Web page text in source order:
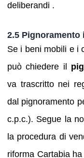
deliberandi .
2.5 Pignoramento
Se i beni mobili e i
può chiedere il
va trascritto nei
dal pignoramento
c.p.c.). Segue la
la procedura di
riforma Cartabia